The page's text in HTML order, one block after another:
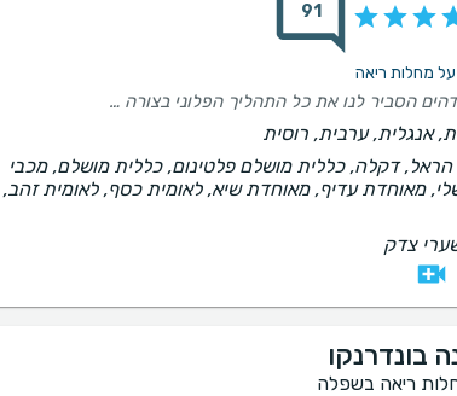
91
פשוט מדהים הסביר לנו את כל התהליך הפלוני בצורה מלאה יחס מדהים ומקצוען מופלא ואפילו שבאנו בלחץ אחרי שיחה קצרה יצאנו רגועים תודה רבה ד"ר נאור!!
אנגלית, ערבית, רוסית
הראל, דקלה, כללית מושלם פלטינום, כללית מושלם, מכבי
מאוחדת עדיף, מאוחדת שיא, לאומית כסף, לאומית זהב,
צדק
בונדרנקו
ריאה בשפלה